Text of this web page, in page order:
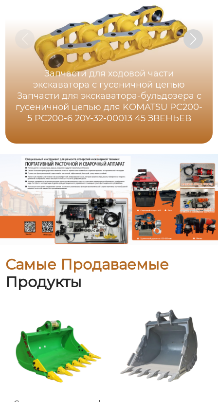
Запчасти для ходовой части
экскаватора с гусеничной цепью
Запчасти для экскаватора-бульдозера с
гусеничной цепью для KOMATSU PC200-
5 PC200-6 20Y-32-00013 45 ЗВЕНЬЕВ
Самые Продаваемые
Продукты